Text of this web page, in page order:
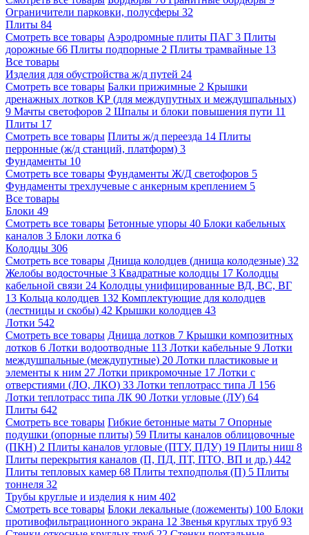
Ограничители парковки, полусферы 32
Плиты 84
Смотреть все товары Аэродромные плиты ПАГ 3 Плиты
дорожные 66 Плиты подпорные 2 Плиты трамвайные 13
Все товары
Изделия для обустройства ж/д путей 24
Смотреть все товары Балки прижимные 2 Крышки
дренажных лотков КР (для междупутных и междушпальных)
9 Мачты светофоров 2 Шпалы и блоки повышения пути 11
Плиты 17
Смотреть все товары Плиты ж/д переезда 14 Плиты
перронные (ж/д станций, платформ) 3
Фундаменты 10
Смотреть все товары Фундаменты Ж/Д светофоров 5
Фундаменты трехлучевые с анкерным креплением 5
Все товары
Блоки 49
Смотреть все товары Бетонные упоры 40 Блоки кабельных
каналов 3 Блоки лотка 6
Колодцы 306
Смотреть все товары Днища колодцев (днища колодезные) 32
Желобы водосточные 3 Квадратные колодцы 17 Колодцы
кабельной связи 24 Колодцы унифицированные ВД, ВС, ВГ
13 Кольца колодцев 132 Комплектующие для колодцев
(лестницы и скобы) 42 Крышки колодцев 43
Лотки 542
Смотреть все товары Днища лотков 7 Крышки композитных
лотков 6 Лотки водоотводные 113 Лотки кабельные 9 Лотки
междушпальные (междупутные) 20 Лотки пластиковые и
элементы к ним 27 Лотки прикромочные 17 Лотки с
отверстиями (ЛО, ЛКО) 33 Лотки теплотрасс типа Л 156
Лотки теплотрасс типа ЛК 90 Лотки угловые (ЛУ) 64
Плиты 642
Смотреть все товары Гибкие бетонные маты 7 Опорные
подушки (опорные плиты) 59 Плиты каналов облицовочные
(ПКН) 2 Плиты каналов угловые (ПТУ, ПДУ) 19 Плиты ниш 8
Плиты перекрытия каналов (П, ПД, ПТ, ПТО, ВП и др.) 442
Плиты тепловых камер 68 Плиты техподполья (П) 5 Плиты
тоннеля 32
Трубы круглые и изделия к ним 402
Смотреть все товары Блоки лекальные (ложементы) 100 Блоки
противофильтрационного экрана 12 Звенья круглых труб 93